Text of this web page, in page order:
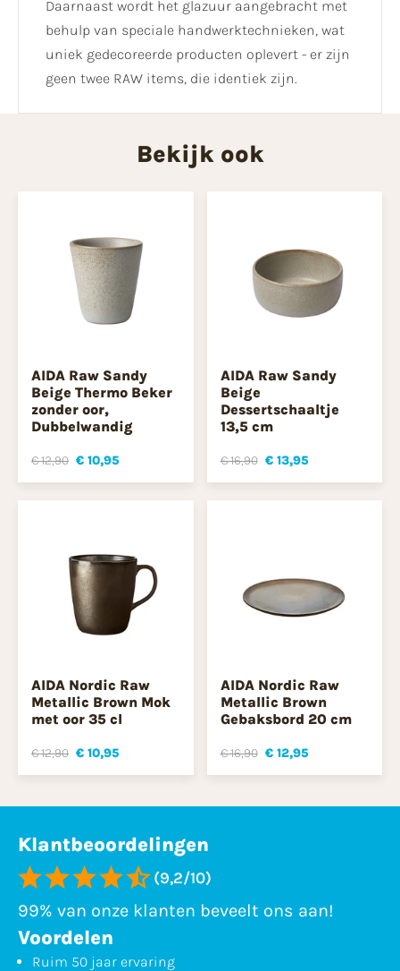
Daarnaast wordt het glazuur aangebracht met
behulp van speciale handwerktechnieken, wat
uniek gedecoreerde producten oplevert - er zijn
geen twee RAW items, die identiek zijn.
Bekijk ook
AIDA Raw Sandy
Beige Thermo Beker
zonder oor,
Dubbelwandig
€ 12,90 € 10,95
AIDA Raw Sandy
Beige
Dessertschaaltje
13,5 cm
€ 16,90 € 13,95
AIDA Nordic Raw
Metallic Brown Mok
met oor 35 cl
€ 12,90 € 10,95
AIDA Nordic Raw
Metallic Brown
Gebaksbord 20 cm
€ 16,90 € 12,95
Klantbeoordelingen
(9,2/10)
99% van onze klanten beveelt ons aan!
Voordelen
Ruim 50 jaar ervaring